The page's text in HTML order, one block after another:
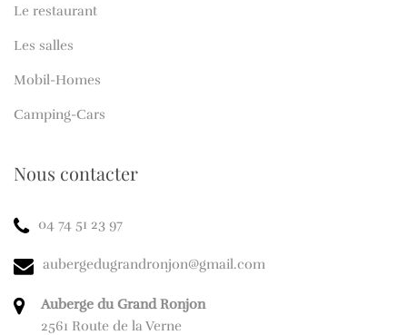
Le restaurant
Les salles
Mobil-Homes
Camping-Cars
Nous contacter
04 74 51 23 97
aubergedugrandronjon@gmail.com
Auberge du Grand Ronjon
2561 Route de la Verne